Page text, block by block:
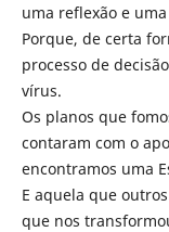
uma reflexão e
Porque, de certa
processo de
vírus.
Os planos que
contaram com o
encontramos uma
E aquela que
que nos